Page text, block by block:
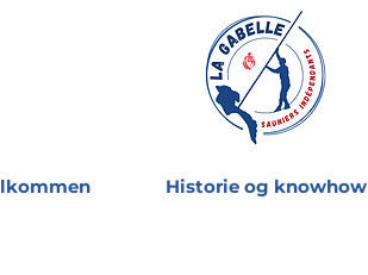
Historie og knowhow